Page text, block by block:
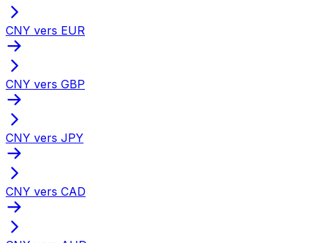
CNY vers EUR
CNY vers GBP
CNY vers JPY
CNY vers CAD